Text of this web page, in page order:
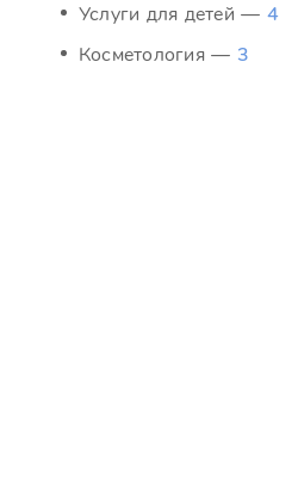
Услуги для детей — 4
Косметология — 3